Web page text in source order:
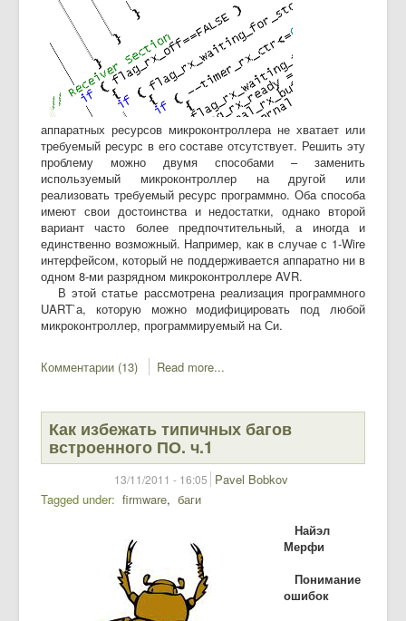
аппаратных ресурсов микроконтроллера не хватает или
требуемый ресурс в его составе отсутствует. Решить эту
проблему можно двумя способами – заменить
используемый микроконтроллер на другой или
реализовать требуемый ресурс программно. Оба способа
имеют свои достоинства и недостатки, однако второй
вариант часто более предпочтительный, а иногда и
единственно возможный. Например, как в случае с 1-Wire
интерфейсом, который не поддерживается аппаратно ни в
одном 8-ми разрядном микроконтроллере AVR.
В этой статье рассмотрена реализация программного
UART`а, которую можно модифицировать под любой
микроконтроллер, программируемый на Си.
Комментарии (13) Read more...
Как избежать типичных багов
встроенного ПО. ч.1
13/11/2011 - 16:05 Pavel Bobkov
Tagged under
firmware
баги
Найэл
Мерфи
Понимание
ошибок